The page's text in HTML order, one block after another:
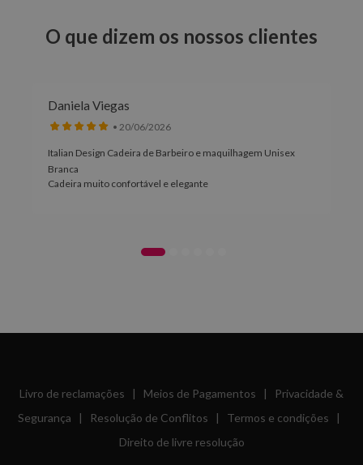
O que dizem os nossos clientes
Daniela Viegas
• 20/06/2026
Italian Design Cadeira de Barbeiro e maquilhagem Unisex
Branca
Cadeira muito confortável e elegante
Livro de reclamações | Meios de Pagamentos |
Privacidade &
Segurança | Resolução de Conflitos | Termos e condições |
Direito de livre resolução